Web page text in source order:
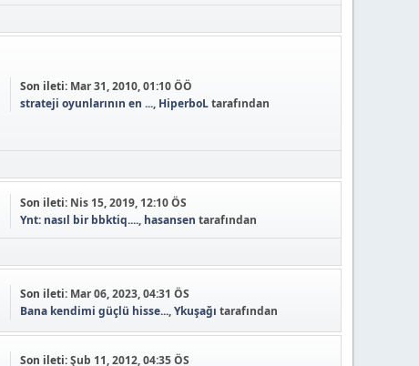
Son ileti: Mar 31, 2010, 01:10 ÖÖ
strateji oyunlarının en ..., HiperboLtarafından
Son ileti: Nis 15, 2019, 12:10 ÖS
Ynt: nasıl bir bbktiq...., hasansen tarafından
Son ileti: Mar 06, 2023, 04:31 ÖS
Bana kendimi güçlü hisse...,Ykuşağı tarafından
Son ileti:Şub 11, 2012, 04:35 ÖS